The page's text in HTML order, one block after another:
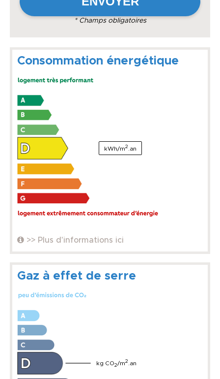
* Champs obligatoires
Consommation énergétique
kWh/m2 .an
>> Plus d'informations ici
Gaz à effet de serre
kg CO2/m2 .an